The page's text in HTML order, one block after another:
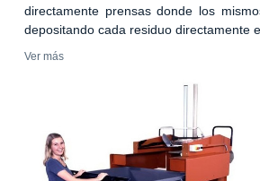
directamente prensas donde los
depositando cada residuo directamente
Ver más